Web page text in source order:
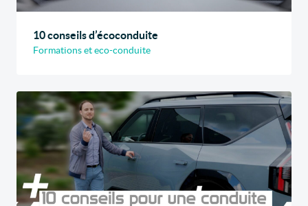
10 conseils d’écoconduite
Formations et eco-conduite